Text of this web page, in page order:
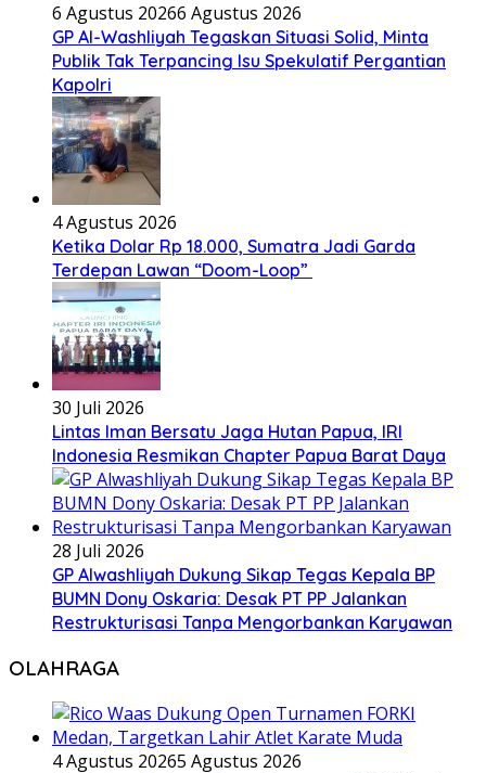
6 Agustus 20266 Agustus 2026
GP Al-Washliyah Tegaskan Situasi Solid, Minta
Publik Tak Terpancing Isu Spekulatif Pergantian
Kapolri
4 Agustus 2026
Ketika Dolar Rp 18.000, Sumatra Jadi Garda
Terdepan Lawan “Doom-Loop”
30 Juli 2026
Lintas Iman Bersatu Jaga Hutan Papua, IRI
Indonesia Resmikan Chapter Papua Barat Daya
28 Juli 2026
GP Alwashliyah Dukung Sikap Tegas Kepala BP
BUMN Dony Oskaria: Desak PT PP Jalankan
Restrukturisasi Tanpa Mengorbankan Karyawan
OLAHRAGA
4 Agustus 20265 Agustus 2026